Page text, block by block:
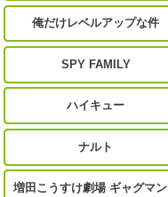
俺だけレベルアップな件
SPY FAMILY
ハイキュー
ナルト
増田こうすけ劇場 ギャグマン